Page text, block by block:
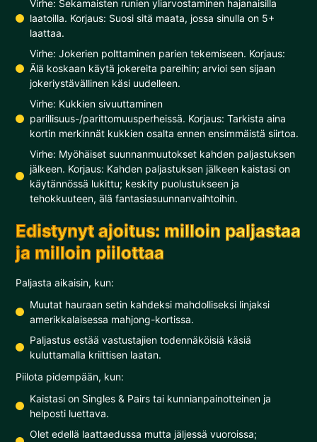
Virhe: Sekamaisten runien yliarvostaminen hajanaisilla
laatoilla. Korjaus: Suosi sitä maata, jossa sinulla on 5+
laattaa.
Virhe: Jokerien polttaminen parien tekemiseen. Korjaus:
Älä koskaan käytä jokereita pareihin; arvioi sen sijaan
jokeriystävällinen käsi uudelleen.
Virhe: Kukkien sivuuttaminen
parillisuus-/parittomuusperheissä. Korjaus: Tarkista aina
kortin merkinnät kukkien osalta ennen ensimmäistä siirtoa.
Virhe: Myöhäiset suunnanmuutokset kahden paljastuksen
jälkeen. Korjaus: Kahden paljastuksen jälkeen kaistasi on
käytännössä lukittu; keskity puolustukseen ja
tehokkuuteen, älä fantasiasuunnanvaihtoihin.
Edistynyt ajoitus: milloin paljastaa
ja milloin piilottaa
Paljasta aikaisin, kun:
Muutat hauraan setin kahdeksi mahdolliseksi linjaksi
amerikkalaisessa mahjong-kortissa.
Paljastus estää vastustajien todennäköisiä käsiä
kuluttamalla kriittisen laatan.
Piilota pidempään, kun:
Kaistasi on Singles & Pairs tai kunnianpainotteinen ja
helposti luettava.
Olet edellä laattaedussa mutta jäljessä vuoroissa;